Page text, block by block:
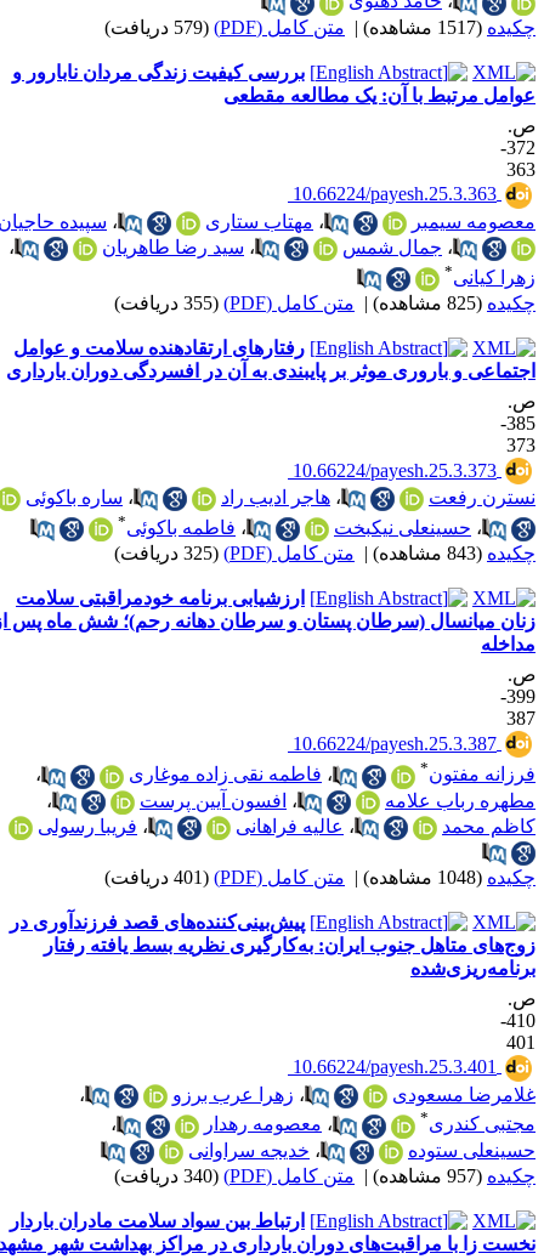
(1517 مشاهده) | متن کامل (PDF) (579 دریافت)
بررسی کیفیت زندگی مردان نابارور و
مرتبط با آن: یک مطالعه مقطعی
372-
‎ 10.66224/payesh.25.3.363
سیمبر
،مهتاب ستاری ،سپیده حاجیان
،جمال شمس ،سید رضا طاهریان
،
کیانی
(825 مشاهده) | متن کامل (PDF) (355 دریافت)
رفتارهای ارتقادهنده‌ سلامت و عوامل
و باروری موثر بر پایبندی به آن در افسردگی دوران بارداری
385-
‎ 10.66224/payesh.25.3.373
رفعت
،هاجر ادیب راد ،ساره باکوئی
،حسینعلی نیکبخت ،فاطمه باکوئی
(843 مشاهده) | متن کامل (PDF) (325 دریافت)
ارزشیابی برنامه خودمراقبتی سلامت
میانسال (سرطان پستان و سرطان دهانه رحم)؛ شش ماه پس از
399-
‎ 10.66224/payesh.25.3.387
مفتون * ،فاطمه نقی زاده موغاری
،
رباب علامه
،افسون آیین پرست
،
محمد
،عالیه فراهانی ،فریبا رسولی
(1048 مشاهده) | متن کامل (PDF) (401 دریافت)
پیش‌بینی‌کننده‌های قصد فرزندآوری در
متاهل جنوب ایران: به‌کارگیری نظریه بسط یافته رفتار
410-
‎ 10.66224/payesh.25.3.401
مسعودی
،زهرا عرب برزو
،
کندری
،معصومه رهدار
،
ستوده
،خدیجه سراوانی
(957 مشاهده) | متن کامل (PDF) (340 دریافت)
ارتباط بین سواد سلامت مادران باردار
زا با مراقبت‌های دوران بارداری در مراکز بهداشت شهر مشهد